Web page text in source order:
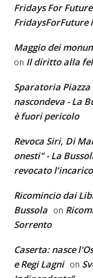
Fridays For
FridaysForFuture
Maggio dei
on Il diritto alla
Sparatoria
nascondeva - La
è fuori pericolo
Revoca Siri, Di
onesti" - La
revocato l’incarico
Ricomincio dai
Bussola on
Sorrento
Caserta: nasce
e Regi Lagni on